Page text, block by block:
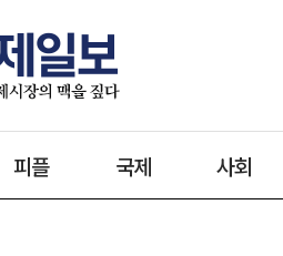
피플 국제 사회